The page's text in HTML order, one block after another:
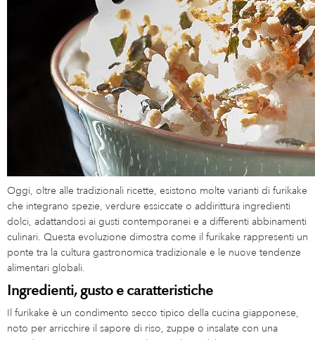
Oggi, oltre alle tradizionali ricette, esistono molte varianti di furikake
che integrano spezie, verdure essiccate o addirittura ingredienti
dolci, adattandosi ai gusti contemporanei e a differenti abbinamenti
culinari. Questa evoluzione dimostra come il furikake rappresenti un
ponte tra la cultura gastronomica tradizionale e le nuove tendenze
alimentari globali.
Ingredienti, gusto e caratteristiche
Il furikake è un condimento secco tipico della cucina giapponese,
noto per arricchire il sapore di riso, zuppe o insalate con una